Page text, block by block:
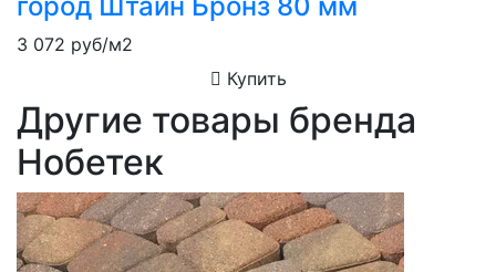
город Штайн Бронз 80 мм
3 072 руб/м2
Купить
Другие товары бренда
Нобетек